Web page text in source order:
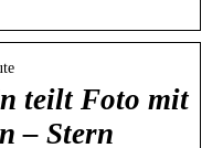
teilt Foto mit
– Stern